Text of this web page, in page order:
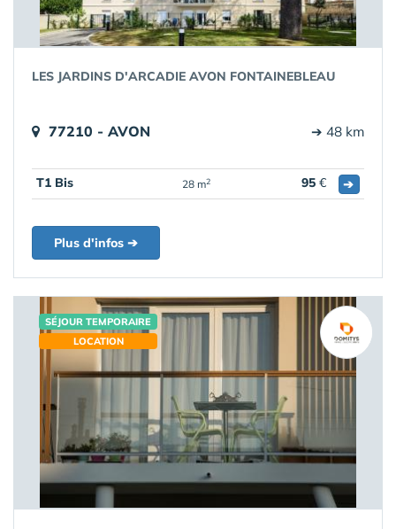
LES JARDINS D'ARCADIE AVON FONTAINEBLEAU
77210 - AVON ➔ 48 km
T1 Bis 28 m2 95 € ➔
Plus d'infos ➔
SÉJOUR TEMPORAIRE
LOCATION